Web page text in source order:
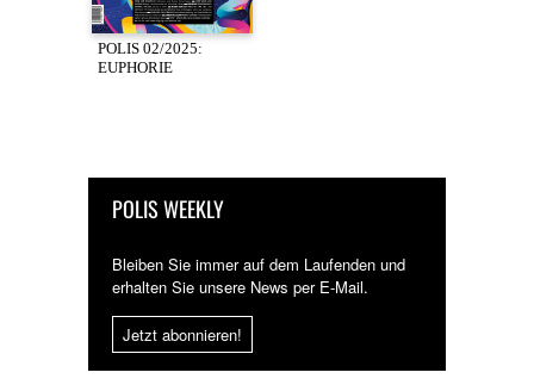
POLIS 02/2025:
EUPHORIE
POLIS WEEKLY
Bleiben Sie immer auf dem Laufenden und
erhalten Sie unsere News per E-Mail.
Jetzt abonnieren!